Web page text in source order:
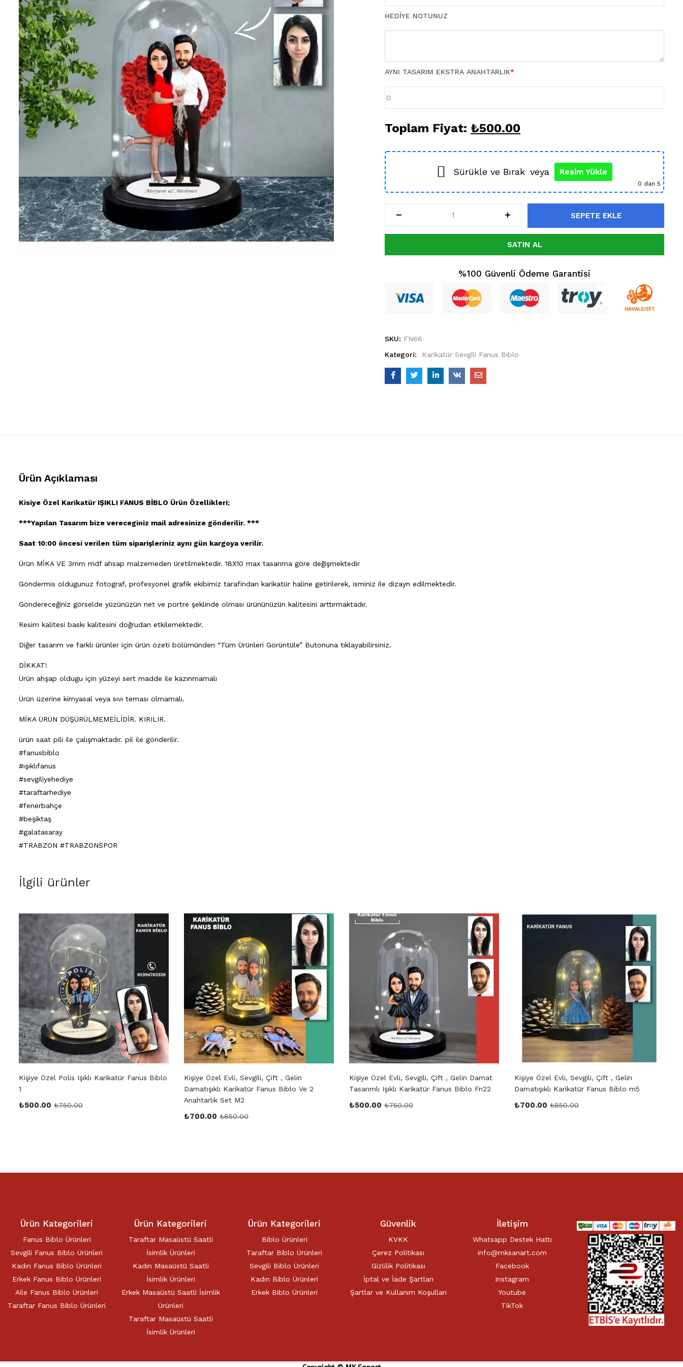
HEDIYE NOTUNUZ
AYNI TASARIM EKSTRA ANAHTARLIK*
Toplam Fiyat: ₺500.00
Sürükle ve Bırak veya Resim Yükle
0 dan 5
SEPETE EKLE
SATIN AL
%100 Güvenli Ödeme Garantisi
SKU: FN66
Kategori:
Karikatür Sevgili Fanus Biblo
Ürün Açıklaması
Kisiye Özel Karikatür IŞIKLI FANUS BİBLO Ürün Özellikleri;
***Yapılan Tasarım bize vereceginiz mail adresinize gönderilir. ***
Saat 10:00 öncesi verilen tüm siparişleriniz aynı gün kargoya verilir.
Ürün MİKA VE 3mm mdf ahsap malzemeden üretilmektedir. 18X10 max tasarıma göre değişmektedir
Göndermis oldugunuz fotograf, profesyonel grafik ekibimiz tarafindan karikatür haline getirilerek, isminiz ile dizayn edilmektedir.
Göndereceğiniz görselde yüzünüzün net ve portre şeklinde olması ürününüzün kalitesini arttırmaktadır.
Resim kalitesi baskı kalitesini doğrudan etkilemektedir.
Diğer tasarım ve farklı ürünler için ürün özeti bölümünden “Tüm Ürünleri Görüntüle” Butonuna tıklayabilirsiniz.
DİKKAT!
Ürün ahşap oldugu için yüzeyi sert madde ile kazınmamalı
Ürün üzerine kimyasal veya sıvı teması olmamalı.
MİKA ÜRÜN DÜŞÜRÜLMEMEİLİDİR. KIRILIR.
ürün saat pili ile çalışmaktadır. pil ile gönderilir.
#fanusbiblo
#ışıklıfanus
#sevgiliyehediye
#taraftarhediye
#fenerbahçe
#beşiktaş
#galatasaray
#TRABZON #TRABZONSPOR
İlgili ürünler
Kişiye Özel Polis Işıklı Karikatür Fanus Biblo
1
₺500.00 ₺750.00
Kişiye Özel Evli, Sevgili, Çift , Gelin
Damatışıklı Karikatür Fanus Biblo Ve 2
Anahtarlık Set M2
₺700.00 ₺850.00
Kişiye Özel Evli, Sevgili, Çift , Gelin Damat
Tasarımlı Işıklı Karikatür Fanus Biblo Fn22
₺500.00 ₺750.00
Kişiye Özel Evli, Sevgili, Çift , Gelin
Damatışıklı Karikatür Fanus Biblo m5
₺700.00 ₺850.00
Ürün Kategorileri
Fanus Biblo Ürünleri
Sevgili Fanus Biblo Ürünleri
Kadın Fanus Biblo Ürünleri
Erkek Fanus Biblo Ürünleri
Aile Fanus Biblo Ürünleri
Taraftar Fanus Biblo Ürünleri
Ürün Kategorileri
Taraftar Masaüstü Saatli
İsimlik Ürünleri
Kadın Masaüstü Saatli
İsimlik Ürünleri
Erkek Masaüstü Saatli İsimlik
Ürünleri
Taraftar Masaüstü Saatli
İsimlik Ürünleri
Ürün Kategorileri
Biblo Ürünleri
Taraftar Biblo Ürünleri
Sevgili Biblo Ürünleri
Kadın Biblo Ürünleri
Erkek Biblo Ürünleri
Güvenlik
KVKK
Çerez Politikası
Gizlilik Politikası
İptal ve İade Şartları
Şartlar ve Kullanım Koşulları
İletişim
Whatsapp Destek Hattı
info@mksanart.com
Facebook
Instagram
Youtube
TikTok